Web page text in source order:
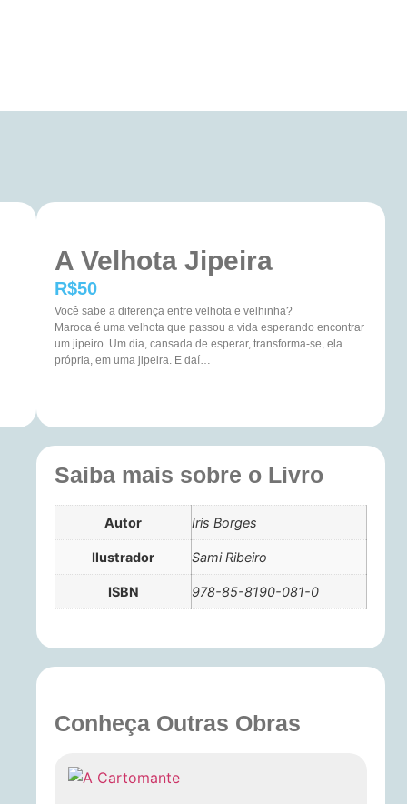
A Velhota Jipeira
R$50
Você sabe a diferença entre velhota e velhinha?
Maroca é uma velhota que passou a vida esperando encontrar
um jipeiro. Um dia, cansada de esperar, transforma-se, ela
própria, em uma jipeira. E daí…
Saiba mais sobre o Livro
Autor Iris Borges
Ilustrador Sami Ribeiro
ISBN 978-85-8190-081-0
Conheça Outras Obras